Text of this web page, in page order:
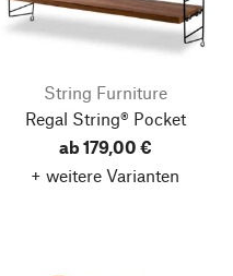
String Furniture
Regal String® Pocket
ab 179,00 €
+ weitere Varianten